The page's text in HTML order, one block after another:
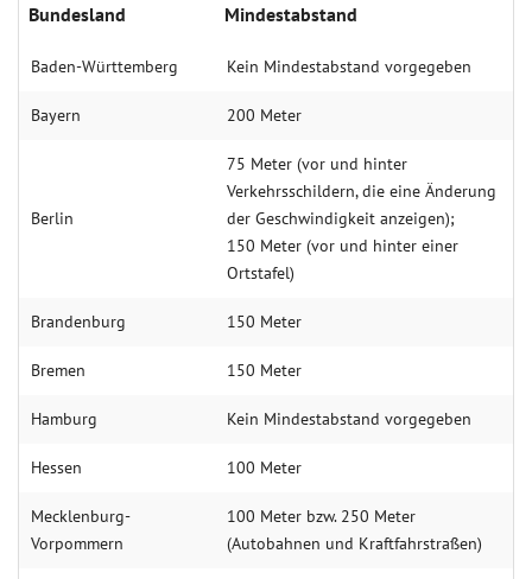
Bundesland Mindestabstand
Baden-Württemberg Kein Mindestabstand vorgegeben
Bayern 200 Meter
Berlin
75 Meter (vor und hinter
Verkehrsschildern, die eine Änderung
der Geschwindigkeit anzeigen);
150 Meter (vor und hinter einer
Ortstafel)
Brandenburg 150 Meter
Bremen 150 Meter
Hamburg Kein Mindestabstand vorgegeben
Hessen 100 Meter
Mecklenburg-
Vorpommern
100 Meter bzw. 250 Meter
(Autobahnen und Kraftfahrstraßen)